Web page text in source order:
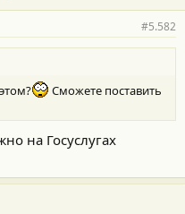
#5.582
Сможете поставить
на Госуслугах